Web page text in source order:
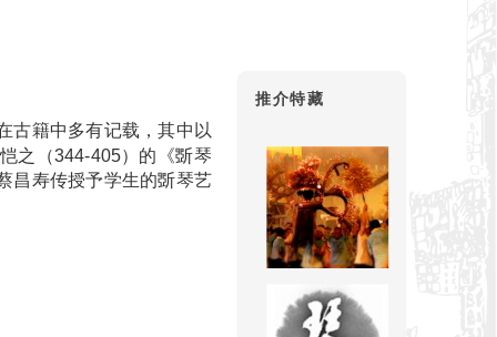
古籍中多有记载，其中以
之（344-405）的《斲琴
昌寿传授予学生的斲琴艺
推介特藏